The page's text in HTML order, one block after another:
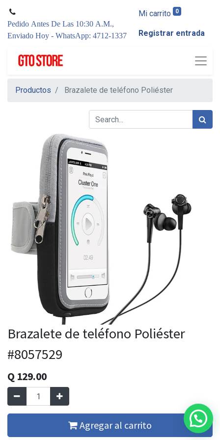
Pedido Antes De Las 10:30 A.M.,
Enviado Hoy - WhatsApp: 4712-1337
Mi carrito 0
Registrar entrada
Productos Brazalete de teléfono Poliéster
Brazalete de teléfono Poliéster
#8057529
Q 129.00
Agregar al carrito